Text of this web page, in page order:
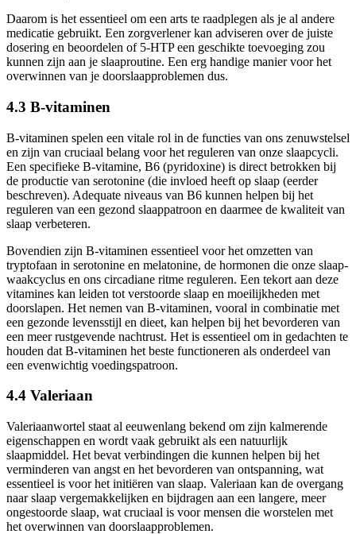
Daarom is het essentieel om een arts te raadplegen als je al andere
medicatie gebruikt. Een zorgverlener kan adviseren over de juiste
dosering en beoordelen of 5-HTP een geschikte toevoeging zou
kunnen zijn aan je slaaproutine. Een erg handige manier voor het
overwinnen van je doorslaapproblemen dus.
4.3 B-vitaminen
B-vitaminen spelen een vitale rol in de functies van ons zenuwstelsel
en zijn van cruciaal belang voor het reguleren van onze slaapcycli.
Een specifieke B-vitamine, B6 (pyridoxine) is direct betrokken bij
de productie van serotonine (die invloed heeft op slaap (eerder
beschreven). Adequate niveaus van B6 kunnen helpen bij het
reguleren van een gezond slaappatroon en daarmee de kwaliteit van
slaap verbeteren.
Bovendien zijn B-vitaminen essentieel voor het omzetten van
tryptofaan in serotonine en melatonine, de hormonen die onze slaap-
waakcyclus en ons circadiane ritme reguleren. Een tekort aan deze
vitamines kan leiden tot verstoorde slaap en moeilijkheden met
doorslapen. Het nemen van B-vitaminen, vooral in combinatie met
een gezonde levensstijl en dieet, kan helpen bij het bevorderen van
een meer rustgevende nachtrust. Het is essentieel om in gedachten te
houden dat B-vitaminen het beste functioneren als onderdeel van
een evenwichtig voedingspatroon.
4.4 Valeriaan
Valeriaanwortel staat al eeuwenlang bekend om zijn kalmerende
eigenschappen en wordt vaak gebruikt als een natuurlijk
slaapmiddel. Het bevat verbindingen die kunnen helpen bij het
verminderen van angst en het bevorderen van ontspanning, wat
essentieel is voor het initiëren van slaap. Valeriaan kan de overgang
naar slaap vergemakkelijken en bijdragen aan een langere, meer
ongestoorde slaap, wat cruciaal is voor mensen die worstelen met
het overwinnen van doorslaapproblemen.